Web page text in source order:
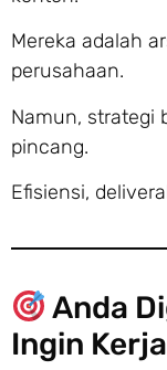
Mereka adalah
perusahaan.
Namun, strategi
pincang.
Efisiensi,
Anda
Ingin